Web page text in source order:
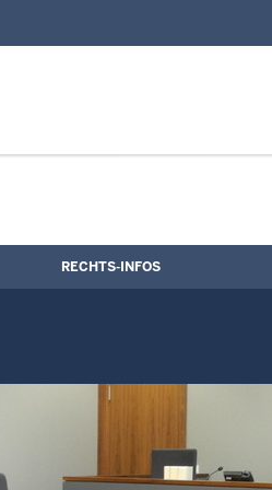
RECHTS-INFOS